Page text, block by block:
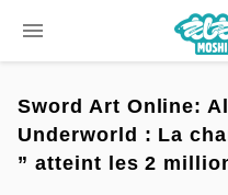
menu
Sword Art Online:
Underworld : La
” atteint les 2